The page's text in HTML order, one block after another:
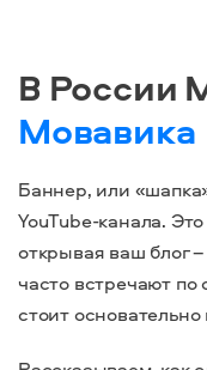
В России
Мовавика
Баннер, или
YouTube-канала.
открывая ваш блог
часто встречают по
стоит основательно